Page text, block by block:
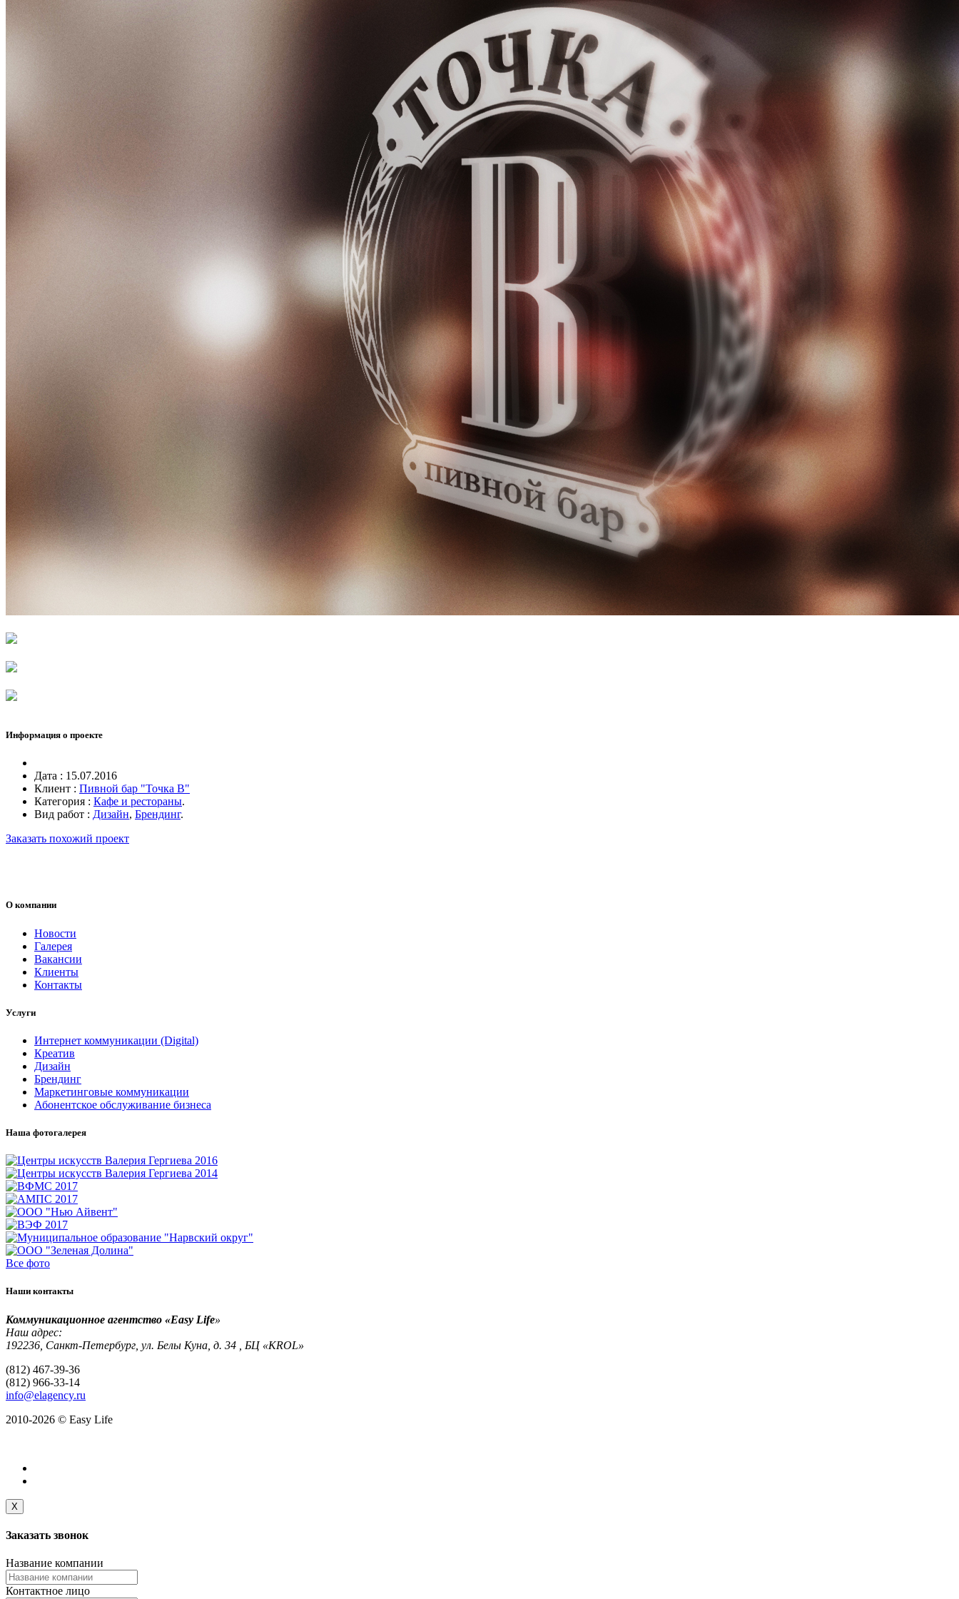
Информация о проекте
Дата : 15.07.2016
Клиент : Пивной бар "Точка B"
Категория : Кафе и рестораны.
Вид работ : Дизайн, Брендинг.
Заказать похожий проект
О компании
Новости
Галерея
Вакансии
Клиенты
Контакты
Услуги
Интернет коммуникации (Digital)
Креатив
Дизайн
Брендинг
Маркетинговые коммуникации
Абонентское обслуживание бизнеса
Наша фотогалерея
Все фото
Наши контакты
Коммуникационное агентство «Easy Life»
Наш адрес:
192236, Санкт-Петербург, ул. Белы Куна, д. 34 , БЦ «KROL»
(812) 467-39-36
(812) 966-33-14
info@elagency.ru
2010-2026 © Easy Life
X
Заказать звонок
Название компании
Контактное лицо